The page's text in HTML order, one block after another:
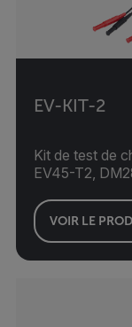
EV-KIT-2
Kit de test de
EV45-T2,
VOIR LE